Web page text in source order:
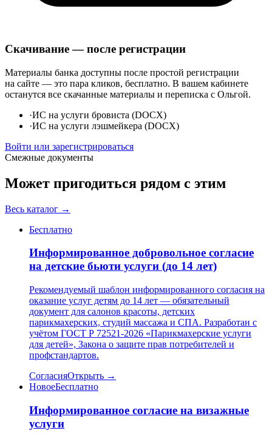
Скачивание — после регистрации
Материалы банка доступны после простой регистрации
на сайте — это пара кликов, бесплатно. В вашем кабинете
останутся все скачанные материалы и переписка с Ольгой.
·ИС на услуги бровиста (DOCX)
·ИС на услуги лэшмейкера (DOCX)
Войти или зарегистрироваться
Смежные документы
Может пригодиться рядом с этим
Весь каталог →
Бесплатно
Информированное добровольное согласие
на детские бьюти услуги (до 14 лет)
Рекомендуемый шаблон информированного согласия на
оказание услуг детям до 14 лет — обязательный
документ для салонов красоты, детских
парикмахерских, студий массажа и СПА. Разработан с
учётом ГОСТ Р 72521-2026 «Парикмахерские услуги
для детей», Закона о защите прав потребителей и
профстандартов.
СогласияОткрыть →
НовоеБесплатно
Информированное согласие на визажные
услуги